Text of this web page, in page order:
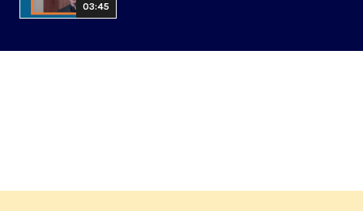
03:45